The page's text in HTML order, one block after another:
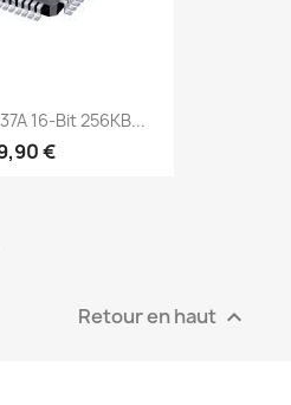
16-Bit 256KB...
€
Retour en haut 